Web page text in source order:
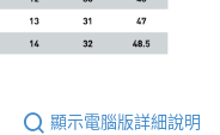
顯示電腦版詳細說明